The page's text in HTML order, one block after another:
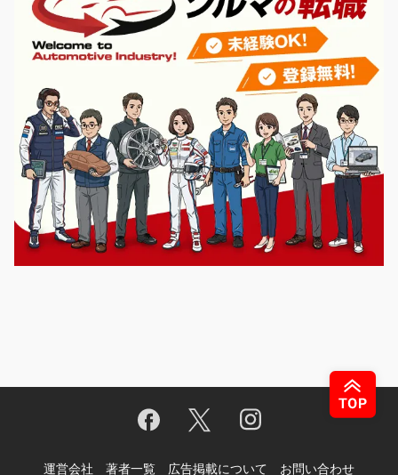
運営会社 著者一覧 広告掲載について お問い合わせ